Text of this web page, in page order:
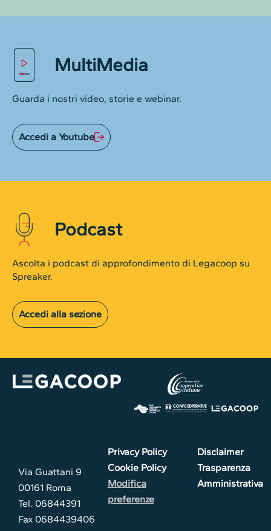
MultiMedia
Guarda i nostri video, storie e webinar.
Accedi a Youtube
Podcast
Ascolta i podcast di approfondimento di Legacoop su
Spreaker.
Accedi alla sezione
Via Guattani 9
00161 Roma
Tel. 06844391
Fax 0684439406
Privacy Policy
Cookie Policy
Modifica
preferenze
Disclaimer
Trasparenza
Amministrativa